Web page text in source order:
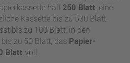
hält 250 Blatt, eine
Kassette bis zu 530 Blatt.
bis zu 100 Blatt, in den
zu 50 Blatt, das Papier-
Blatt voll.